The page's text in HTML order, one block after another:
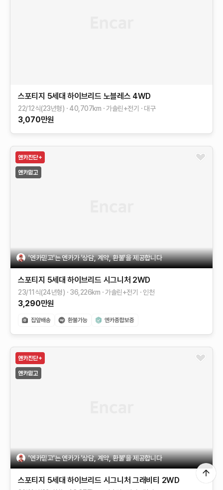
스포티지 5세대 하이브리드 노블레스 4WD
22/12식(23년형) 40,707km 가솔린+전기 대구
3,070만원
'엔카믿고'는 엔카가 '상담, 계약, 환불'을 제공합니다
스포티지 5세대 하이브리드 시그니처 2WD
23/11식(24년형) 36,226km 가솔린+전기 인천
3,290만원
'엔카믿고'는 엔카가 '상담, 계약, 환불'을 제공합니다
스포티지 5세대 하이브리드 시그니처 그래비티 2WD